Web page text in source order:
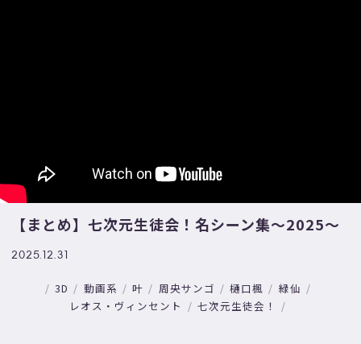
【まとめ】七次元生徒会！名シーン集～2025～
2025.12.31
3D 動画系 叶 周央サンゴ 樋口楓
緑仙
レオス・ヴィンセント
七次元生徒会！